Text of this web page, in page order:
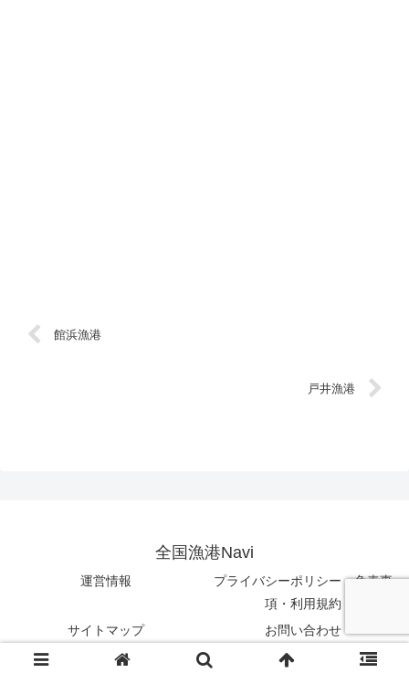
館浜漁港
戸井漁港
全国漁港Navi
運営情報
プライバシーポリシー・免責事
項・利用規約
サイトマップ
お問い合わせ
© 2023 全国漁港Navi.